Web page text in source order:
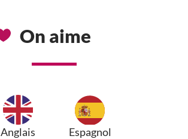
On aime
Anglais Espagnol